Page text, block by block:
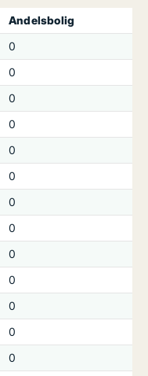
Andelsbolig
0
0
0
0
0
0
0
0
0
0
0
0
0